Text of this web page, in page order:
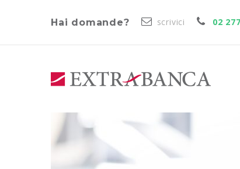
Hai domande? scrivici 02